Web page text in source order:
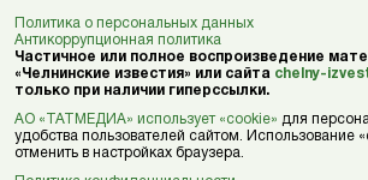
Политика о персональных данных
Антикоррупционная политика
Частичное или полное воспроизведение
«Челнинские известия» или сайта chelny-
только при наличии гиперссылки.
АО «ТАТМЕДИА» использует «cookie» для
удобства пользователей сайтом. Использование
отменить в настройках браузера.